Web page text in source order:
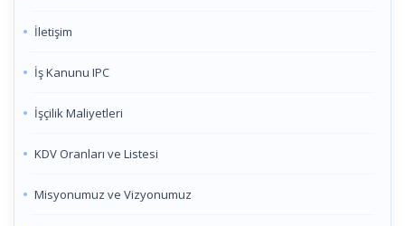
İletişim
İş Kanunu IPC
İşçilik Maliyetleri
KDV Oranları ve Listesi
Misyonumuz ve Vizyonumuz